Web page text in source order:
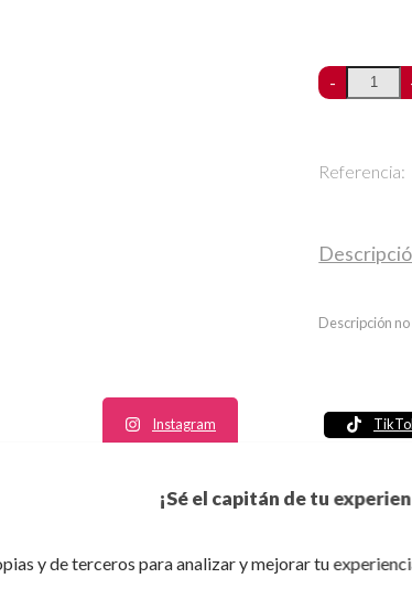
¡Sé el capitán de tu
y de terceros para analizar y mejorar tu
-
Referencia:
Descripción
Instagram
Política de